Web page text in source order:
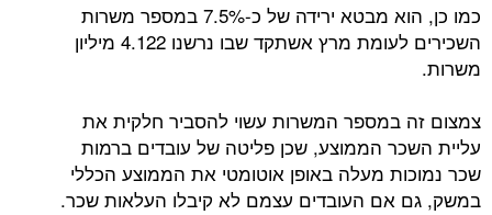
כמו כן, הוא מבטא ירידה של כ-7.5% במספר משרות
השכירים לעומת מרץ אשתקד שבו נרשנו 4.122 מיליון
משרות.
צמצום זה במספר המשרות עשוי להסביר חלקית את
עליית השכר הממוצע, שכן פליטה של עובדים ברמות
שכר נמוכות מעלה באופן אוטומטי את הממוצע הכללי
במשק, גם אם העובדים עצמם לא קיבלו העלאות שכר.